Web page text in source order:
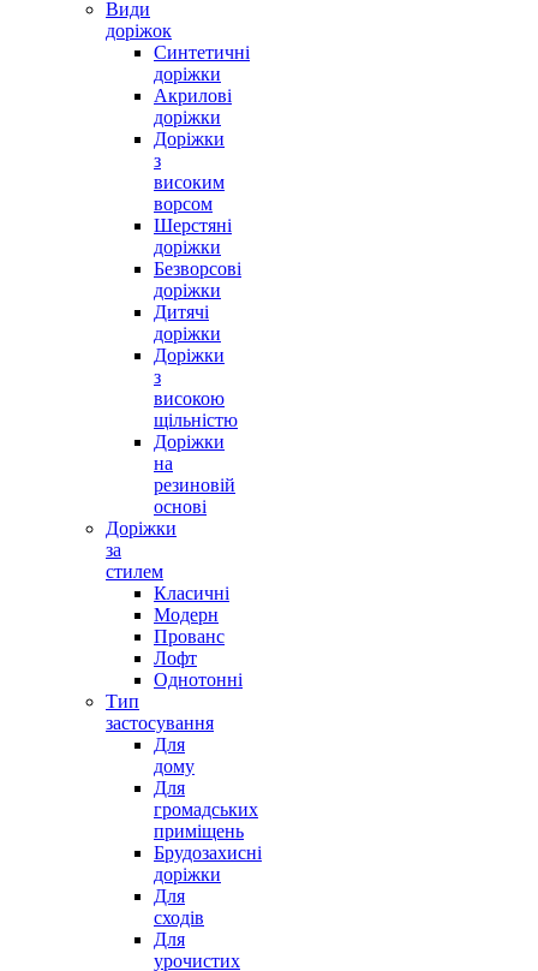
Види
доріжок
Синтетичні
доріжки
Акрилові
доріжки
Доріжки
з
високим
ворсом
Шерстяні
доріжки
Безворсові
доріжки
Дитячі
доріжки
Доріжки
з
високою
щільністю
Доріжки
на
резиновій
основі
Доріжки
за
стилем
Класичні
Модерн
Прованс
Лофт
Однотонні
Тип
застосування
Для
дому
Для
громадських
приміщень
Брудозахисні
доріжки
Для
сходів
Для
урочистих